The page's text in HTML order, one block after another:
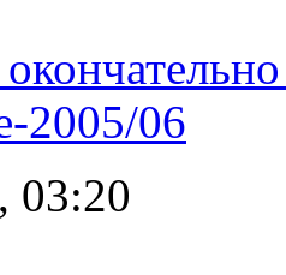
2005/06
03:20